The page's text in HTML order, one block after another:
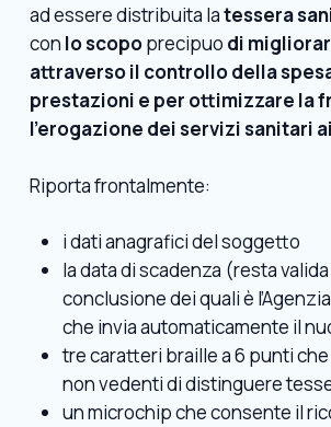
ad essere distribuita latessera
con lo scopoprecipuo di
attraverso il controllo della
prestazioni e per ottimizzare la
l’erogazione dei servizi sanitari
Riporta frontalmente:
i dati anagrafici del soggetto
la data di scadenza (resta
conclusione dei quali è
che invia automaticamente il
tre caratteri braille a 6 punti
non vedenti di distinguere
un microchip che consente il